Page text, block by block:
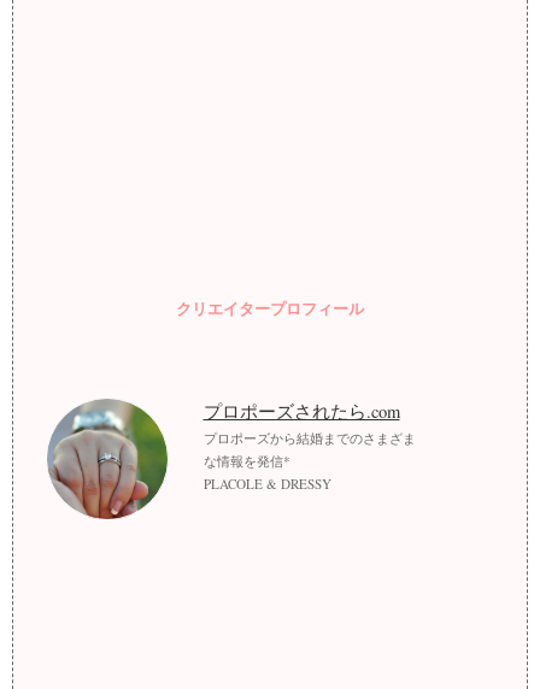
クリエイタープロフィール
プロポーズされたら.com
プロポーズから結婚までのさまざま
な情報を発信*
PLACOLE & DRESSY